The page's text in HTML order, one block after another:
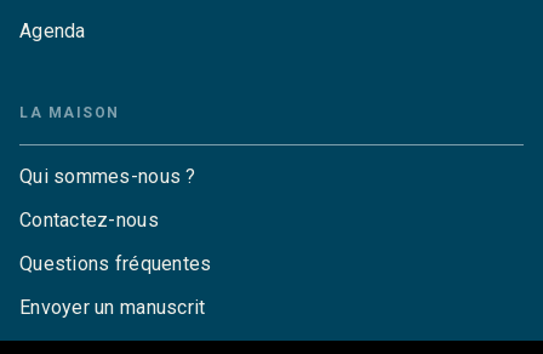
Agenda
LA MAISON
Qui sommes-nous ?
Contactez-nous
Questions fréquentes
Envoyer un manuscrit